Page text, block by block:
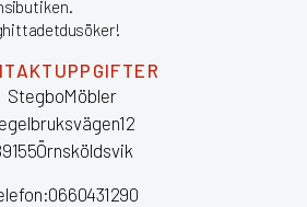
i butiken.
hitta det du söker!
Stegbo Möbler
12
55 Örnsköldsvik
0660 43 12 90